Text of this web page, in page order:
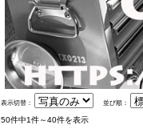
表示切替： 並び順：
50件中1件～40件を表示